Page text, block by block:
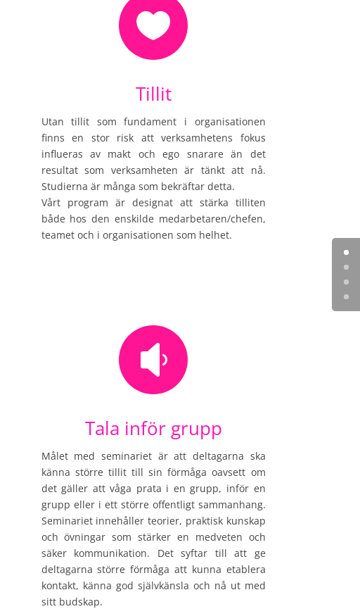

Tillit
Utan tillit som fundament i organisationen
finns en stor risk att verksamhetens fokus
influeras av makt och ego snarare än det
resultat som verksamheten är tänkt att nå.
Studierna är många som bekräftar detta.
Vårt program är designat att stärka tilliten
både hos den enskilde medarbetaren/chefen,
teamet och i organisationen som helhet.

Tala inför grupp
Målet med seminariet är att deltagarna ska
känna större tillit till sin förmåga oavsett om
det gäller att våga prata i en grupp, inför en
grupp eller i ett större offentligt sammanhang.
Seminariet innehåller teorier, praktisk kunskap
och övningar som stärker en medveten och
säker kommunikation. Det syftar till att ge
deltagarna större förmåga att kunna etablera
kontakt, känna god självkänsla och nå ut med
sitt budskap.